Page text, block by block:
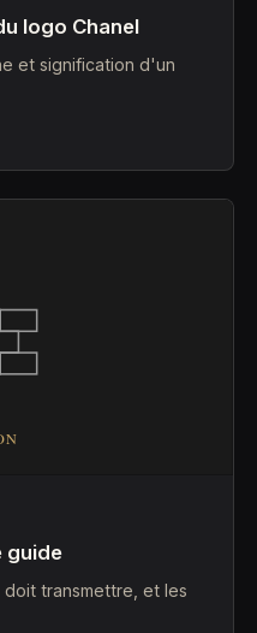
logo Chanel
et signification d'un
guide
transmettre, et les